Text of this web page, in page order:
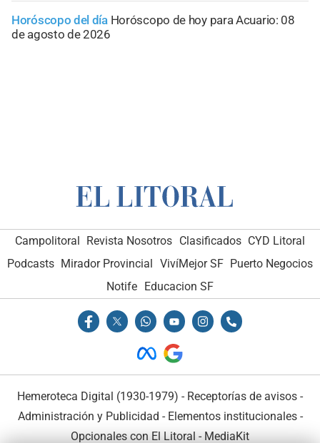
Horóscopo del día Horóscopo de hoy para Acuario: 08
de agosto de 2026
Campolitoral Revista Nosotros Clasificados CYD Litoral
Podcasts Mirador Provincial VivíMejor SF Puerto Negocios
Notife
Educacion SF
Hemeroteca Digital (1930-1979) - Receptorías de avisos -
Administración y Publicidad - Elementos institucionales-
Opcionales con El Litoral - MediaKit